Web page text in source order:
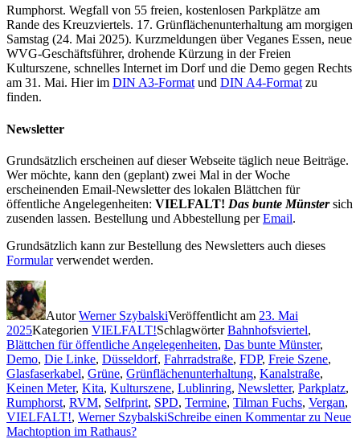
Rumphorst. Wegfall von 55 freien, kostenlosen Parkplätze am
Rande des Kreuzviertels. 17. Grünflächenunterhaltung am morgigen
Samstag (24. Mai 2025). Kurzmeldungen über Veganes Essen, neue
WVG-Geschäftsführer, drohende Kürzung in der Freien
Kulturszene, schnelles Internet im Dorf und die Demo gegen Rechts
am 31. Mai. Hier im DIN A3-Format und DIN A4-Format zu
finden.
Newsletter
Grundsätzlich erscheinen auf dieser Webseite täglich neue Beiträge.
Wer möchte, kann den (geplant) zwei Mal in der Woche
erscheinenden Email-Newsletter des lokalen Blättchen für
öffentliche Angelegenheiten: VIELFALT! Das bunte Münstersich
zusenden lassen. Bestellung und Abbestellung perEmail.
Grundsätzlich kann zur Bestellung des Newsletters auch dieses
Formularverwendet werden.
AutorWerner SzybalskiVeröffentlicht am 23. Mai
2025Kategorien VIELFALT!SchlagwörterBahnhofsviertel,
Blättchen für öffentliche Angelegenheiten, Das bunte Münster,
Demo, Die Linke, Düsseldorf, Fahrradstraße, FDP, Freie Szene,
Glasfaserkabel, Grüne, Grünflächenunterhaltung, Kanalstraße,
Keinen Meter, Kita, Kulturszene, Lublinring, Newsletter, Parkplatz,
Rumphorst, RVM, Selfprint, SPD, Termine, Tilman Fuchs, Vergan,
VIELFALT!, Werner SzybalskiSchreibe einen Kommentarzu Neue
Machtoption im Rathaus?